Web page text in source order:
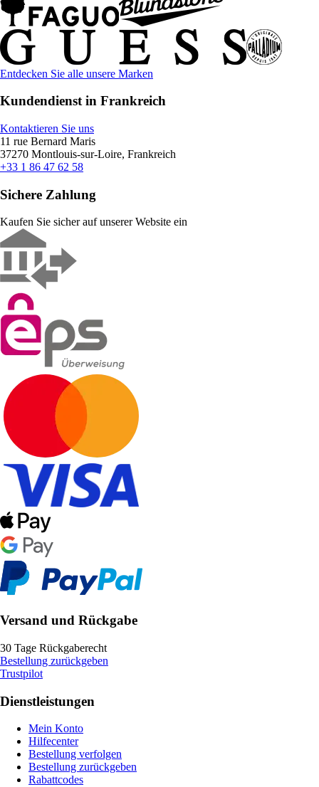
Entdecken Sie alle unsere Marken
Kundendienst in Frankreich
Kontaktieren Sie uns
11 rue Bernard Maris
37270 Montlouis-sur-Loire, Frankreich
+33 1 86 47 62 58
Sichere Zahlung
Kaufen Sie sicher auf unserer Website ein
Versand und Rückgabe
30 Tage Rückgaberecht
Bestellung zurückgeben
Trustpilot
Dienstleistungen
Mein Konto
Hilfecenter
Bestellung verfolgen
Bestellung zurückgeben
Rabattcodes